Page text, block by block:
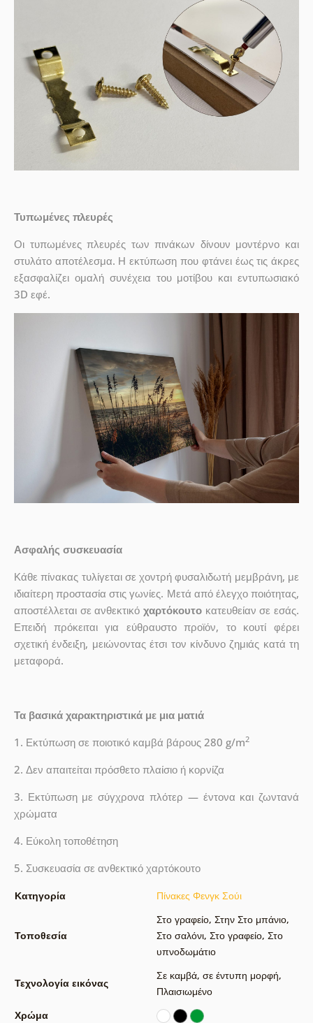
Τυπωμένες πλευρές
Οι τυπωμένες πλευρές των πινάκων δίνουν μοντέρνο και
στυλάτο αποτέλεσμα. Η εκτύπωση που φτάνει έως τις άκρες
εξασφαλίζει ομαλή συνέχεια του μοτίβου και εντυπωσιακό
3D εφέ.
Ασφαλής συσκευασία
Κάθε πίνακας τυλίγεται σε χοντρή φυσαλιδωτή μεμβράνη, με
ιδιαίτερη προστασία στις γωνίες. Μετά από έλεγχο ποιότητας,
αποστέλλεται σε ανθεκτικό χαρτόκουτο κατευθείαν σε εσάς.
Επειδή πρόκειται για εύθραυστο προϊόν, το κουτί φέρει
σχετική ένδειξη, μειώνοντας έτσι τον κίνδυνο ζημιάς κατά τη
μεταφορά.
Τα βασικά χαρακτηριστικά με μια ματιά
1. Εκτύπωση σε ποιοτικό καμβά βάρους 280 g/m2
2. Δεν απαιτείται πρόσθετο πλαίσιο ή κορνίζα
3. Εκτύπωση με σύγχρονα πλότερ — έντονα και ζωντανά
χρώματα
4. Εύκολη τοποθέτηση
5. Συσκευασία σε ανθεκτικό χαρτόκουτο
Κατηγορία Πίνακες Φενγκ Σούι
Τοποθεσία
Στο γραφείο, Στην Στο μπάνιο,
Στο σαλόνι, Στο γραφείο, Στο
υπνοδωμάτιο
Τεχνολογία εικόνας
Σε καμβά, σε έντυπη μορφή,
Πλαισιωμένο
Χρώμα